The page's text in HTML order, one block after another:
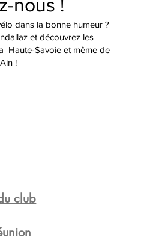
nous !
dans la bonne humeur ?
et découvrez les
Haute-Savoie et même de
!
club